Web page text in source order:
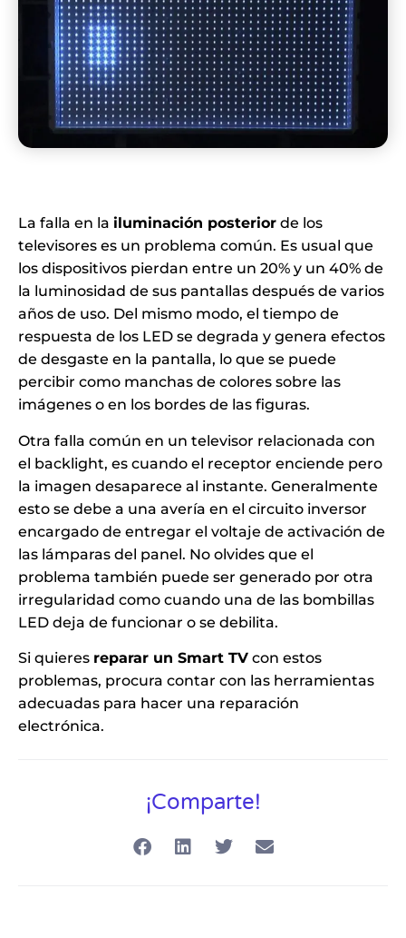
La falla en la iluminación posterior de los
televisores es un problema común. Es usual que
los dispositivos pierdan entre un 20% y un 40% de
la luminosidad de sus pantallas después de varios
años de uso. Del mismo modo, el tiempo de
respuesta de los LED se degrada y genera efectos
de desgaste en la pantalla, lo que se puede
percibir como manchas de colores sobre las
imágenes o en los bordes de las figuras.
Otra falla común en un televisor relacionada con
el backlight, es cuando el receptor enciende pero
la imagen desaparece al instante. Generalmente
esto se debe a una avería en el circuito inversor
encargado de entregar el voltaje de activación de
las lámparas del panel. No olvides que el
problema también puede ser generado por otra
irregularidad como cuando una de las bombillas
LED deja de funcionar o se debilita.
Si quieres reparar un Smart TV con estos
problemas, procura contar con las herramientas
adecuadas para hacer una reparación
electrónica.
¡Comparte!